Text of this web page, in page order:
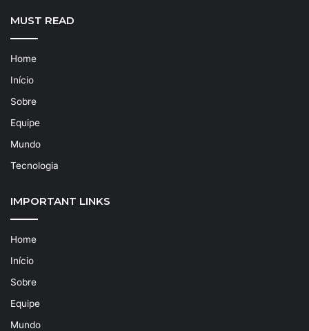
MUST READ
Home
Início
Sobre
Equipe
Mundo
Tecnologia
IMPORTANT LINKS
Home
Início
Sobre
Equipe
Mundo